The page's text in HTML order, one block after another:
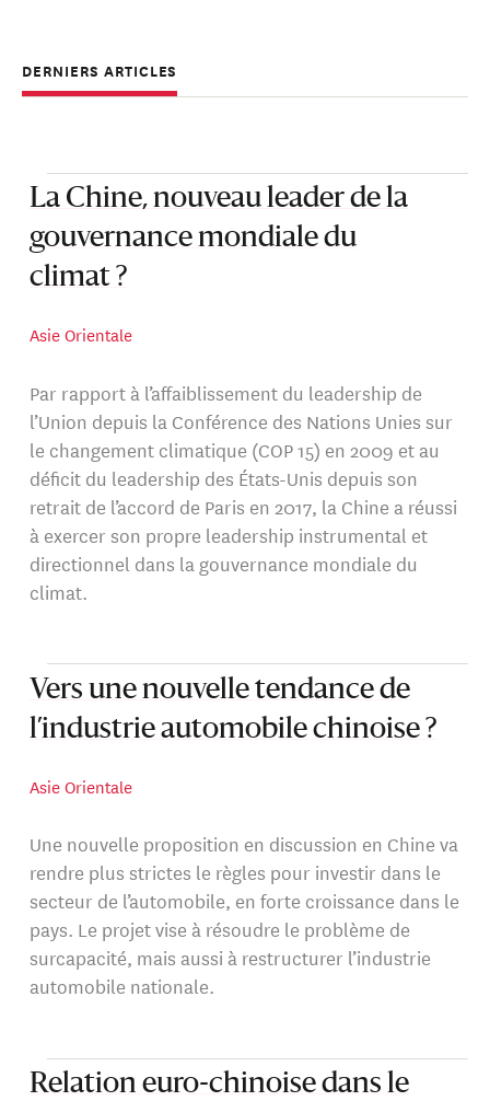
DERNIERS ARTICLES
La Chine, nouveau leader de la
gouvernance mondiale du
climat ?
Asie Orientale
Par rapport à l’affaiblissement du leadership de
l’Union depuis la Conférence des Nations Unies sur
le changement climatique (COP 15) en 2009 et au
déficit du leadership des États-Unis depuis son
retrait de l’accord de Paris en 2017, la Chine a réussi
à exercer son propre leadership instrumental et
directionnel dans la gouvernance mondiale du
climat.
Vers une nouvelle tendance de
l’industrie automobile chinoise ?
Asie Orientale
Une nouvelle proposition en discussion en Chine va
rendre plus strictes le règles pour investir dans le
secteur de l’automobile, en forte croissance dans le
pays. Le projet vise à résoudre le problème de
surcapacité, mais aussi à restructurer l’industrie
automobile nationale.
Relation euro-chinoise dans le